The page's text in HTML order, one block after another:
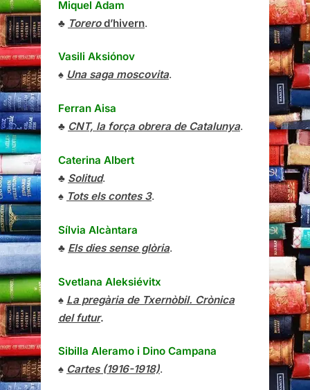
Miquel Adam
♣ Torerod’hivern.
Vasili Aksiónov
♠ Una saga moscovita.
Ferran Aisa
♣ CNT, la força obrera de Catalunya.
Caterina Albert
♣ Solitud.
♠ Tots els contes 3.
Sílvia Alcàntara
♣ Els dies sense glòria.
Svetlana Aleksiévitx
♠ La pregària de Txernòbil. Crònica
del futur.
Sibilla Aleramo i Dino Campana
♠ Cartes (1916-1918).